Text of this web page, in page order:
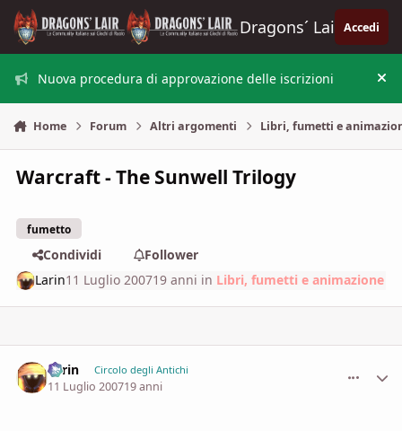
Vai al contenuto
Dragons´ Lair Accedi
Nuova procedura di approvazione delle iscrizioni
Home Forum Altri argomenti Libri, fumetti e
Warcraft - The Sunwell Trilogy
fumetto
Condividi
Follower
Larin11 Luglio 200719 anni in Libri, fumetti e animazione
Larin Circolo degli Antichi
11 Luglio 200719 anni